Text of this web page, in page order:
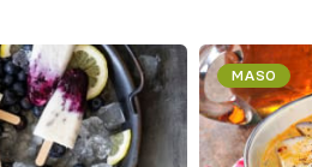
MASO